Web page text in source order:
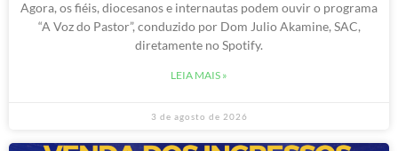
Agora, os fiéis, diocesanos e internautas podem ouvir o programa
“A Voz do Pastor”, conduzido por Dom Julio Akamine, SAC,
diretamente no Spotify.
LEIA MAIS »
3 de agosto de 2026